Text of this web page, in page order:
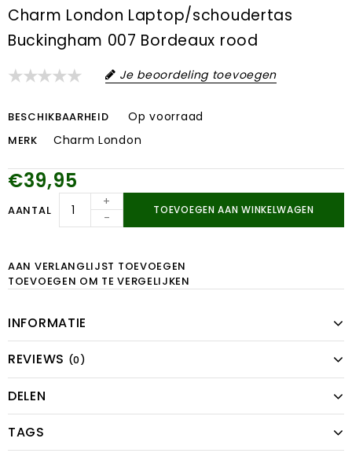
Charm London Laptop/schoudertas
Buckingham 007 Bordeaux rood
Je beoordeling toevoegen
BESCHIKBAARHEID Op voorraad
MERK Charm London
€39,95
AANTAL
+
-
TOEVOEGEN AAN WINKELWAGEN
AAN VERLANGLIJST TOEVOEGEN
TOEVOEGEN OM TE VERGELIJKEN
INFORMATIE
REVIEWS (0)
DELEN
TAGS